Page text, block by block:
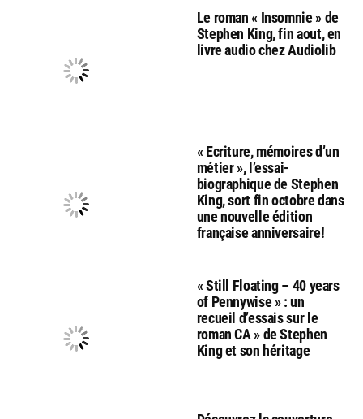
Le roman « Insomnie » de
Stephen King, fin aout, en
livre audio chez Audiolib
« Ecriture, mémoires d’un
métier », l’essai-
biographique de Stephen
King, sort fin octobre dans
une nouvelle édition
française anniversaire!
« Still Floating – 40 years
of Pennywise » : un
recueil d’essais sur le
roman CA » de Stephen
King et son héritage